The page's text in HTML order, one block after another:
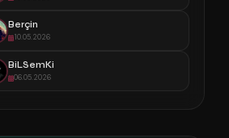
Berçin
10.05.2026
BiLSemKi
06.05.2026